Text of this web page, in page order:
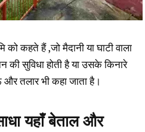
को कहते हैं ,जो मैदानी या घाटी वाला
की सुविधा होती है या उसके किनारे
तलार भी कहा जाता है।
यहाँ बेताल और